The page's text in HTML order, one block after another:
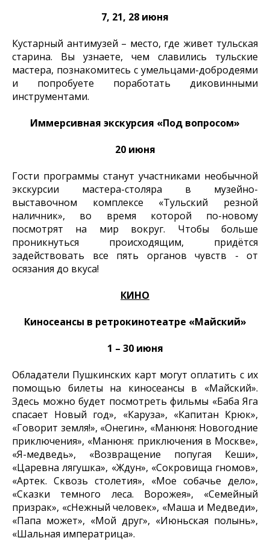
7, 21, 28 июня
Кустарный антимузей – место, где живет тульская
старина. Вы узнаете, чем славились тульские
мастера, познакомитесь с умельцами-добродеями
и попробуете поработать диковинными
инструментами.
Иммерсивная экскурсия «Под вопросом»
20 июня
Гости программы станут участниками необычной
экскурсии мастера-столяра в музейно-
выставочном комплексе «Тульский резной
наличник», во время которой по-новому
посмотрят на мир вокруг. Чтобы больше
проникнуться происходящим, придётся
задействовать все пять органов чувств - от
осязания до вкуса!
КИНО
Киносеансы в ретрокинотеатре «Майский»
1 – 30 июня
Обладатели Пушкинских карт могут оплатить с их
помощью билеты на киносеансы в «Майский».
Здесь можно будет посмотреть фильмы «Баба Яга
спасает Новый год», «Каруза», «Капитан Крюк»,
«Говорит земля!», «Онегин», «Манюня: Новогодние
приключения», «Манюня: приключения в Москве»,
«Я-медведь», «Возвращение попугая Кеши»,
«Царевна лягушка», «Ждун», «Сокровища гномов»,
«Артек. Сквозь столетия», «Мое собачье дело»,
«Сказки темного леса. Ворожея», «Семейный
призрак», «сНежный человек», «Маша и Медведи»,
«Папа может», «Мой друг», «Июньская полынь»,
«Шальная императрица».